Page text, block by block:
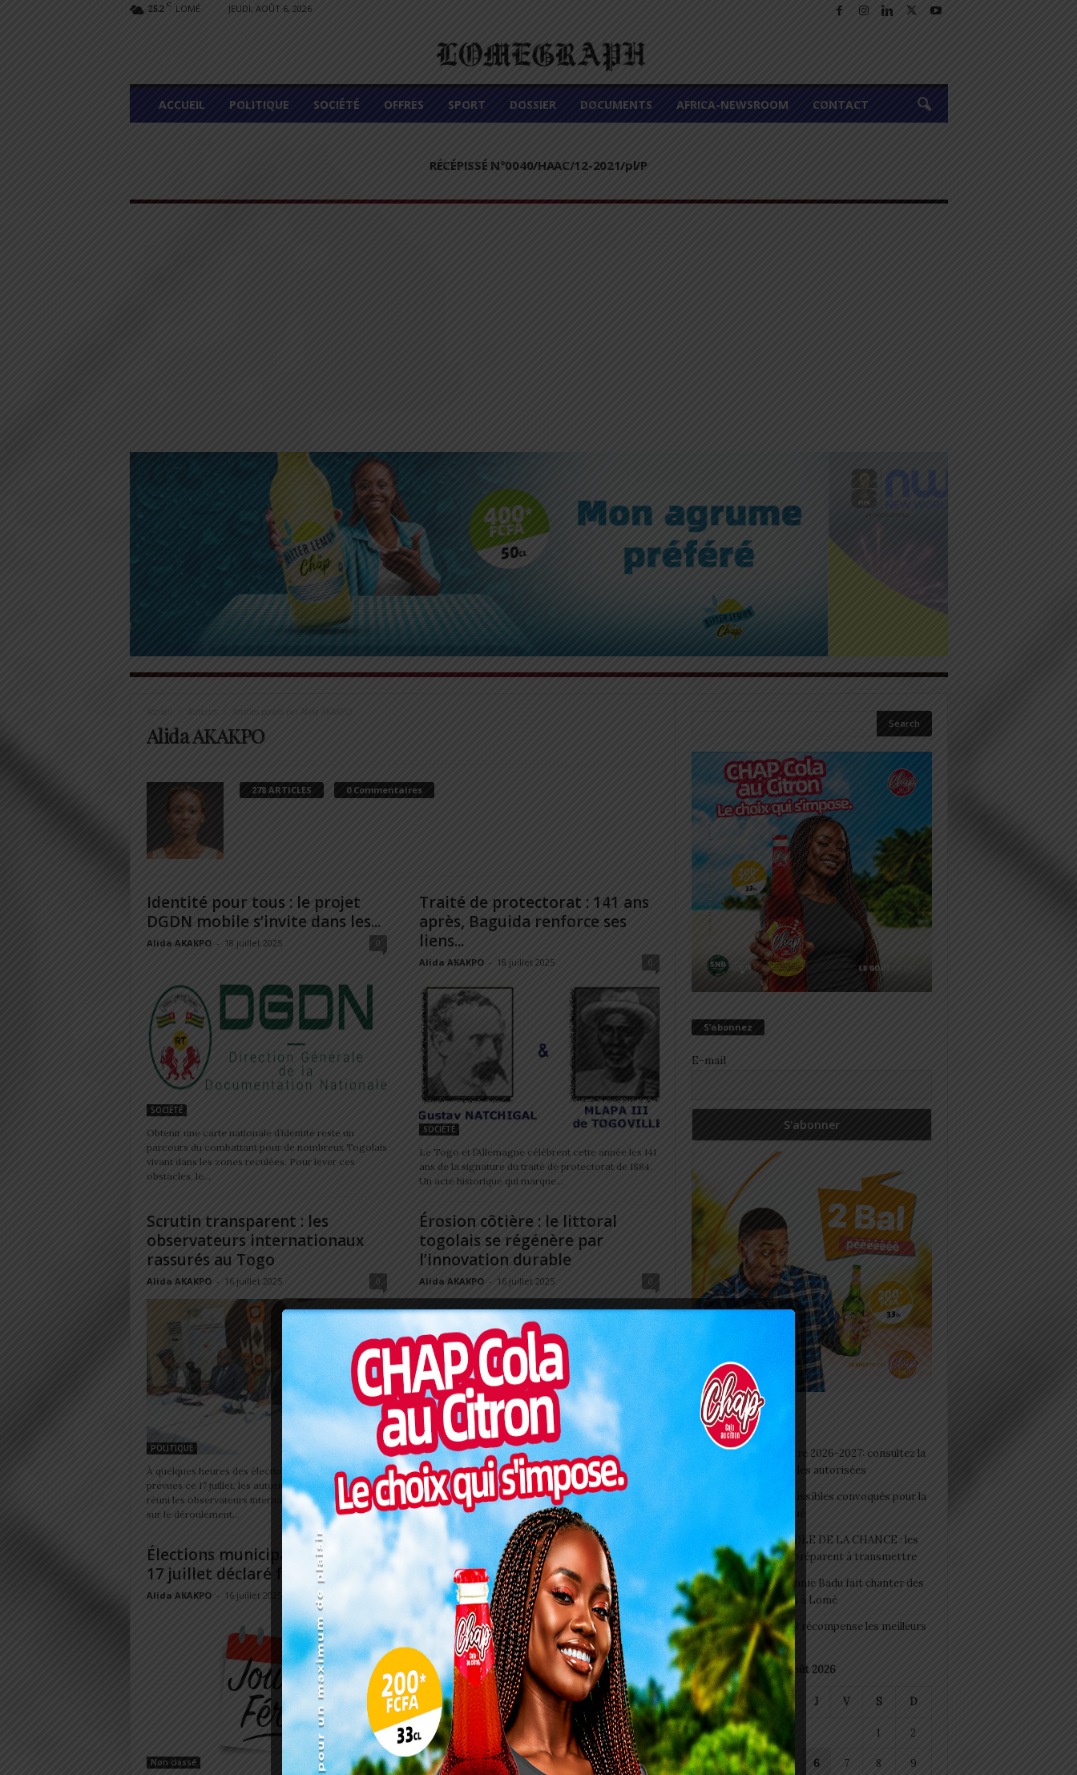
25.2 C LOMÉ JEUDI, AOÛT 6, 2026
L
M
ACCUEIL POLITIQUE SOCIÉTÉ OFFRES SPORT DOSSIER DOCUMENTS AFRICA-NEWSROOM CONTACT
RÉCÉPISSÉ N°0040/HAAC/12-2021/pl/P
Accueil Auteurs Articles postés par Alida AKAKPO
Alida AKAKPO
278 ARTICLES 0 Commentaires
Identité pour tous : le projet
DGDN mobile s’invite dans les...
Alida AKAKPO - 18 juillet 2025 0
SOCIÉTÉ
Obtenir une carte nationale d’identité reste un
parcours du combattant pour de nombreux Togolais
vivant dans les zones reculées. Pour lever ces
obstacles, le...
Traité de protectorat : 141 ans
après, Baguida renforce ses
liens...
Alida AKAKPO - 18 juillet 2025 0
SOCIÉTÉ
Le Togo et l’Allemagne célèbrent cette année les 141
ans de la signature du traité de protectorat de 1884.
Un acte historique qui marque...
Scrutin transparent : les
observateurs internationaux
rassurés au Togo
Alida AKAKPO - 16 juillet 2025 0
POLITIQUE
À quelques heures des élections municipales
prévues ce 17 juillet, les autorités togolaises ont
réuni les observateurs internationaux pour les édifier
sur le déroulement...
Érosion côtière : le littoral
togolais se régénère par
l’innovation durable
Alida AKAKPO - 16 juillet 2025 0
SOCIÉTÉ
Le littoral entre Gbodjomé et Goumoukopé,
durement touché par l’érosion côtière, fait l’objet
d’un vaste chantier de protection lancé par le
gouvernement togolais. Soutenu...
Élections municipales 2025 : le
17 juillet déclaré férié sur tout...
Alida AKAKPO - 16 juillet 2025
Non classé
Parentalité : l’UNICEF appelle à
un sursaut face aux enfants
des...
Alida AKAKPO - 15 juillet 2025 0
S’abonnez
E-mail
Articles récents
Togo/ Rentrée scolaire 2026-2027: consultez la
liste officielle des écoles autorisées
ESSAL 2026 : les admissibles convoqués pour la
SWEDD+ Togo / ECOLE DE LA CHANCE : les
maitres-artisans se préparent à transmettre
Glory Night 2026: Sonnie Badu fait chanter des
milliers de personnes à Lomé
Vogan : AGRI-ESPOIR récompense les meilleurs
talents
août 2026
L M M J V S D
1 2
3 4 5 6 7 8 9